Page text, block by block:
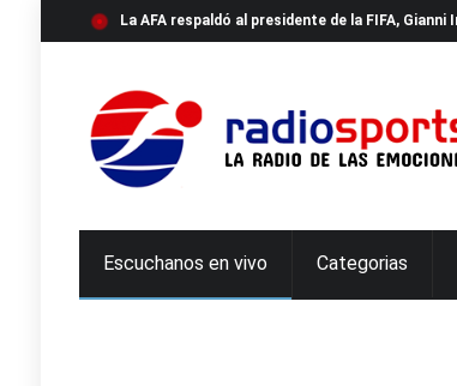
La AFA respaldó al presidente de la FIFA,
Escuchanos en vivo Categorias